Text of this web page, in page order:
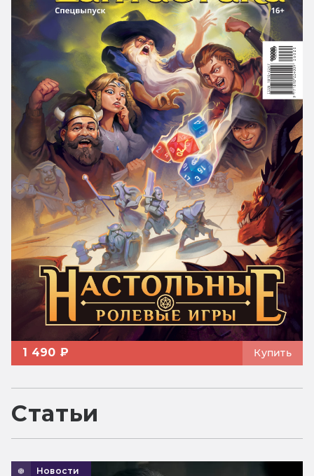
1 490 ₽ Купить
Статьи
Новости